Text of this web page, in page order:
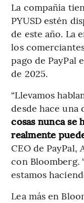
La compañía
PYUSD estén
de este año. La
los
pago de PayPal
de 2025.
“Llevamos
desde hace una
cosas nunca se
realmente
CEO de PayPal,
con Bloomberg.
estamos
Lea más en